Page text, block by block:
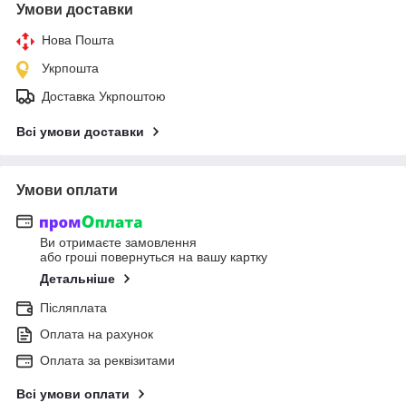
Умови доставки
Нова Пошта
Укрпошта
Доставка Укрпоштою
Всі умови доставки
Умови оплати
Ви отримаєте замовлення
або гроші повернуться на вашу картку
Детальніше
Післяплата
Оплата на рахунок
Оплата за реквізитами
Всі умови оплати